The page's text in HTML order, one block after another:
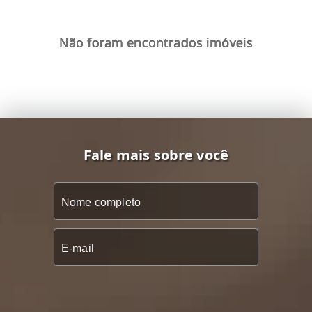
Não foram encontrados imóveis
Fale mais sobre você